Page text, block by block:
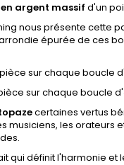
argent massif d'un
nous présente cette
épurée de ces
sur chaque boucle
sur chaque boucle
certaines vertus
musiciens, les orateurs
qui définit l'harmonie et